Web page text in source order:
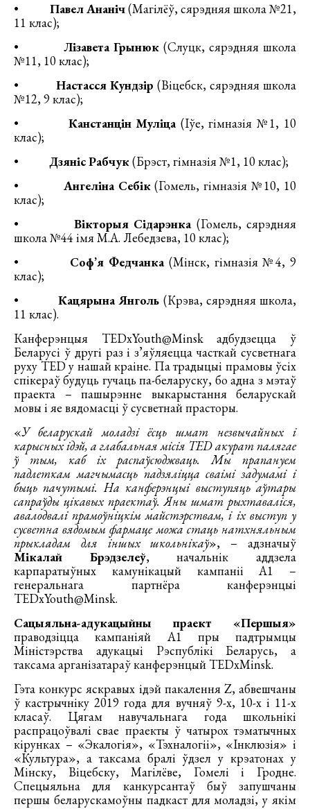
• Павел Ананіч(Магілёў, сярэдняя школа №21,
11 клас);
•Лізавета Грынюк(Слуцк, сярэдняя школа
№11, 10 клас);
•Настасся Кундзір(Віцебск, сярэдняя школа
№12, 9 клас);
• Канстанцін Муліца (Іўе, гімназія №1, 10
клас);
• Дзяніс Рабчук(Брэст, гімназія №1, 10 клас);
• Ангеліна Себік(Гомель, гімназія №10, 10
клас);
•Вікторыя Сідарэнка (Гомель, сярэдняя
школа №44 імя М.А. Лебедзева, 10 клас);
• Соф’я Федчанка (Мінск, гімназія №4, 9
клас);
•Кацярына Янголь (Крэва, сярэдняя школа,
11 клас).
Канферэнцыя TEDxYouth@Minsk адбудзецца ў
Беларусі ў другі раз і з’яўляецца часткай сусветнага
руху TED у нашай краіне. Па традыцыі прамовы ўсіх
спікераў будуць гучаць па-беларуску, бо адна з мэтаў
праекта – пашырэнне выкарыстання беларускай
мовы і яе вядомасці ў сусветнай прасторы.
«У беларускай моладзі ёсць шматнезвычайных і
карысныхідэй, а глабальная місія TEDакурат палягае
ў тым, каб іх распаўсюджваць. Мы прапануем
падлеткам магчымасць падзяліцца сваімі задумамі і
быць пачутымі. На канферэнцыі выступяць аўтары
сапраўды цікавых праектаў. Яны шмат рыхтаваліся,
авалодвалі прамоўніцкім майстэрствам, і іх выступ у
сусветна вядомым фармаце можа стаць натхняльным
прыкладам для іншых школьнікаў», – адзначыў
Мікалай Брэдзелеў, начальнік аддзела
карпаратыўных камунікацый кампаніі А1 –
генеральнага партнёра канферэнцыі
TEDxYouth@Minsk.
Сацыяльна-адукацыйны праект «Першыя»
праводзіцца кампаніяй А1 пры падтрымцы
Міністэрства адукацыі Рэспублікі Беларусь, а
таксама арганізатараў канферэнцый TEDxMinsk.
Гэта конкурс яскравых ідэй пакалення Z, абвешчаны
ў кастрычніку 2019 года для вучняў 9-х, 10-х і 11-х
класаў. Цягам навучальнага года школьнікі
распрацоўвалі свае праекты ў чатырох тэматычных
кірунках – «Экалогія», «Тэхналогіі», «Інклюзія» і
«Культура», а таксама бралі ўдзел у крэатонах у
Мінску, Віцебску, Магілёве, Гомелі і Гродне.
Спецыяльна для канкурсантаў быў запушчаны
першы беларускамоўны падкаст для моладзі, у якім